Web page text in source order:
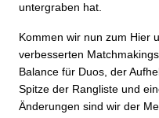
untergraben hat.
Kommen wir nun zum Hier
verbesserten
Balance für Duos, der
Spitze der Rangliste und
Änderungen sind wir der